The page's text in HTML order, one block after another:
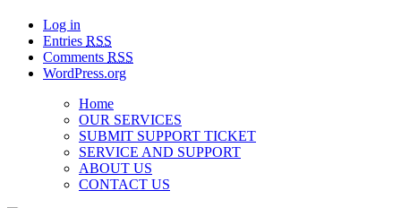
Log in
Entries RSS
Comments RSS
WordPress.org
Home
OUR SERVICES
SUBMIT SUPPORT TICKET
SERVICE AND SUPPORT
ABOUT US
CONTACT US